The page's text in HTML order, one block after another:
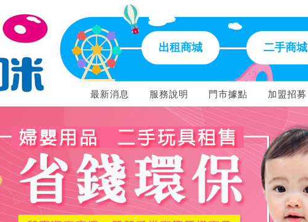
出租商城 二手商城
最新消息 服務說明 門市據點 加盟招募